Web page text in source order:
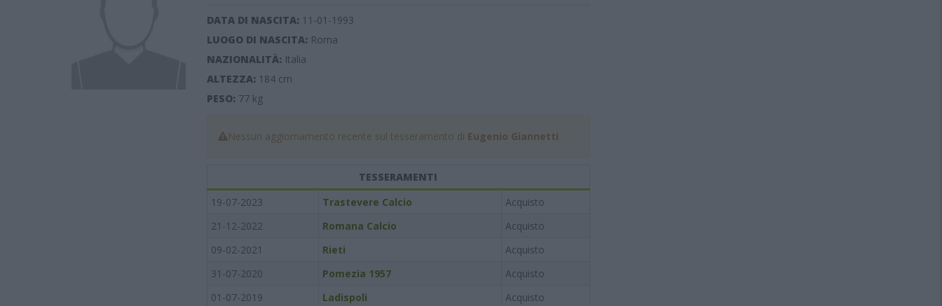
DATA DI NASCITA: 11-01-1993
LUOGO DI NASCITA: Roma
NAZIONALITÀ: Italia
ALTEZZA: 184cm
PESO: 77kg
Nessun aggiornamento recente sul tesseramento di Eugenio Giannetti
TESSERAMENTI
19-07-2023
Trastevere Calcio
Acquisto
21-12-2022
Romana Calcio
Acquisto
09-02-2021
Rieti
Acquisto
31-07-2020
Pomezia 1957
Acquisto
01-07-2019
Ladispoli
Acquisto